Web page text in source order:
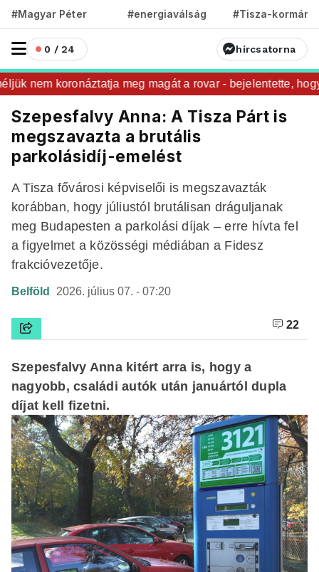
#Magyar Péter #energiaválság #Tisza-kormány
0 / 24 hírcsatorna
nem koronáztatja meg magát a rovar - bejelentette, hogy
Szepesfalvy Anna: A Tisza Párt is
megszavazta a brutális
parkolásidíj-emelést
A Tisza fővárosi képviselői is megszavazták
korábban, hogy júliustól brutálisan dráguljanak
meg Budapesten a parkolási díjak – erre hívta fel
a figyelmet a közösségi médiában a Fidesz
frakcióvezetője.
Belföld 2026. július 07. - 07:20
22
Szepesfalvy Anna kitért arra is, hogy a
nagyobb, családi autók után januártól dupla
díjat kell fizetni.